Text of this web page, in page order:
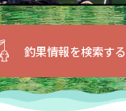
釣果情報を検索する